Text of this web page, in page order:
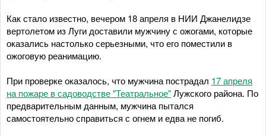
Как стало известно, вечером 18 апреля в НИИ Джанелидзе
вертолетом из Луги доставили мужчину с ожогами, которые
оказались настолько серьезными, что его поместили в
ожоговую реанимацию.
При проверке оказалось, что мужчина пострадал 17 апреля
на пожаре в садоводстве "Театральное"Лужского района. По
предварительным данным, мужчина пытался
самостоятельно справиться с огнем и едва не погиб.